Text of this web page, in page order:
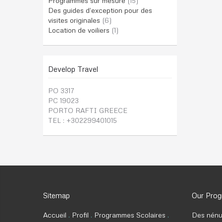
Des guides d’exception pour des
visites originales (6)
Location de voiliers (1)
Develop Travel
PO 3317
PC 19023
PORTO RAFTI GREECE
TEL : +302299401015
Sitemap
Accueil Profil
Programmes Scolaires
Our
Des